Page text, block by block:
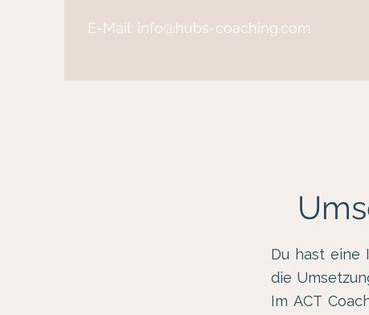
E-Mail: info@hubs-coaching.com
Du hast eine
die
Im ACT